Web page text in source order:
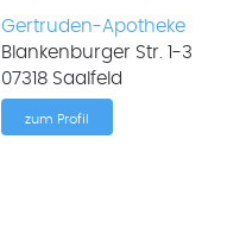
Gertruden-Apotheke
Blankenburger Str. 1-3
07318 Saalfeld
zum Profil